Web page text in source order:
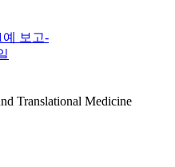
예 보고-
Translational Medicine